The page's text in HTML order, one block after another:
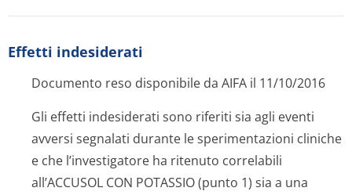
Effetti indesiderati
Documento reso disponibile da AIFA il 11/10/2016
Gli effetti indesiderati sono riferiti sia agli eventi
avversi segnalati durante le sperimentazioni cliniche
e che l’investigatore ha ritenuto correlabili
all’ACCUSOL CON POTASSIO (punto 1) sia a una